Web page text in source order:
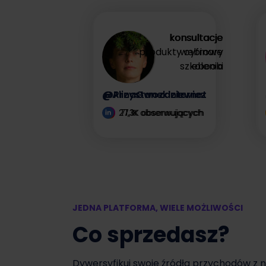
zysk
Zyskaj
konsultacje
webinary
ebooki
@PrzystanekInternet
71,3K obserwujących
konsultacje
produkty cyfrowe
szkolenia
@AlinaGwozdziewicz
27,1K obserwujących
JEDNA PLATFORMA, WIELE MOŻLIWOŚCI
Co sprzedasz?